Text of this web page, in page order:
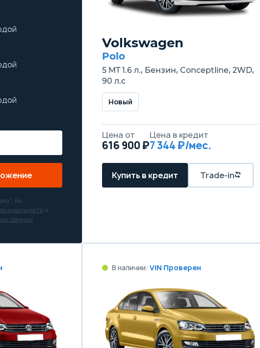
Вы
и
данных
Volkswagen
Polo
5 MT 1.6 л., Бензин, Conceptline, 2WD,
90 л.с
Новый
Цена от
616 900 ₽
Цена в кредит
7 344 ₽/мес.
Купить в кредит Trade-in
В наличии: VIN Проверен